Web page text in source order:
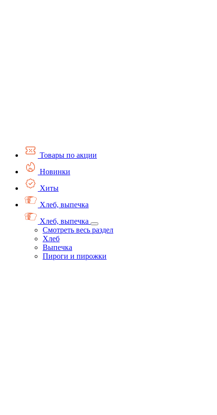
Товары по акции
Новинки
Хиты
Хлеб, выпечка
Хлеб, выпечка
Смотреть весь раздел
Хлеб
Выпечка
Пироги и пирожки